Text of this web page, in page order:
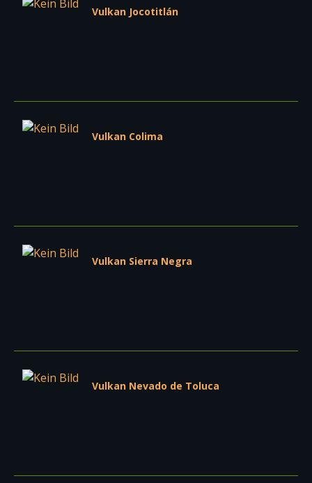
Vulkan Jocotitlán
Vulkan Colima
Vulkan Sierra Negra
Vulkan Nevado de Toluca